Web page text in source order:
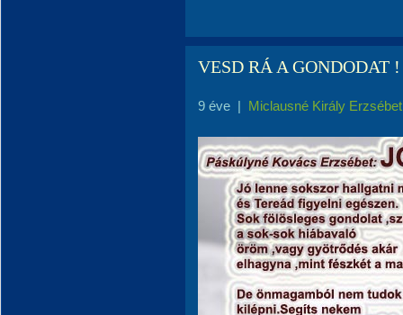
VESD RÁ A GONDODAT !
9 éve | Miclausné Király Erzsébet